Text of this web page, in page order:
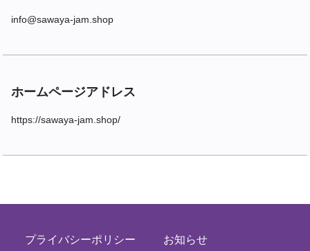
info@sawaya-jam.shop
ホームページアドレス
https://sawaya-jam.shop/
プライバシーポリシー お知らせ